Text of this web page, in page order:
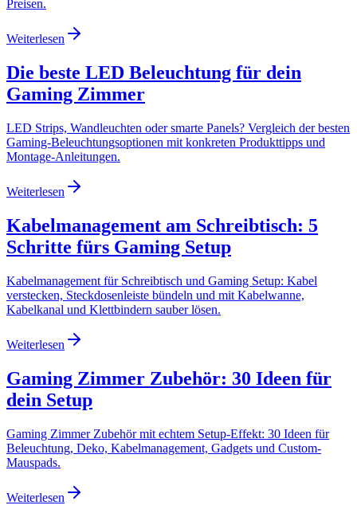
Preisen.
Weiterlesen
Die beste LED Beleuchtung für dein
Gaming Zimmer
LED Strips, Wandleuchten oder smarte Panels? Vergleich der besten
Gaming-Beleuchtungsoptionen mit konkreten Produkttipps und
Montage-Anleitungen.
Weiterlesen
Kabelmanagement am Schreibtisch: 5
Schritte fürs Gaming Setup
Kabelmanagement für Schreibtisch und Gaming Setup: Kabel
verstecken, Steckdosenleiste bündeln und mit Kabelwanne,
Kabelkanal und Klettbindern sauber lösen.
Weiterlesen
Gaming Zimmer Zubehör: 30 Ideen für
dein Setup
Gaming Zimmer Zubehör mit echtem Setup-Effekt: 30 Ideen für
Beleuchtung, Deko, Kabelmanagement, Gadgets und Custom-
Mauspads.
Weiterlesen